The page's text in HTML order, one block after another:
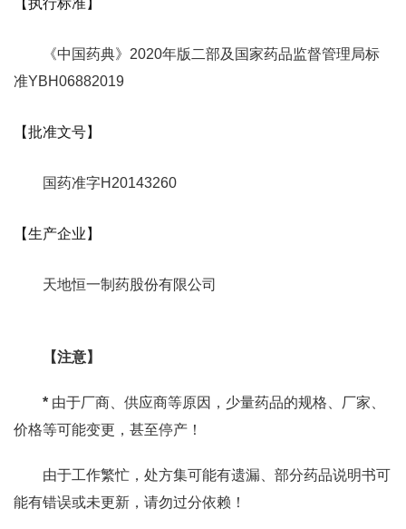
【执行标准】
《中国药典》2020年版二部及国家药品监督管理局标
准YBH06882019
【批准文号】
国药准字H20143260
【生产企业】
天地恒一制药股份有限公司
【注意】
* 由于厂商、供应商等原因，少量药品的规格、厂家、
价格等可能变更，甚至停产！
由于工作繁忙，处方集可能有遗漏、部分药品说明书可
能有错误或未更新，请勿过分依赖！